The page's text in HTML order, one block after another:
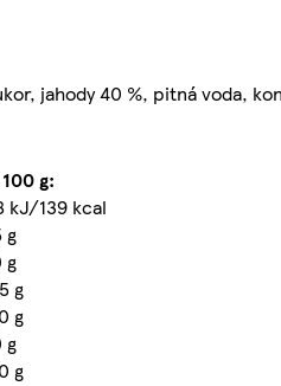
jahody 40 %, pitná voda,
g:
kJ/139 kcal
g
g
g
g
g
g